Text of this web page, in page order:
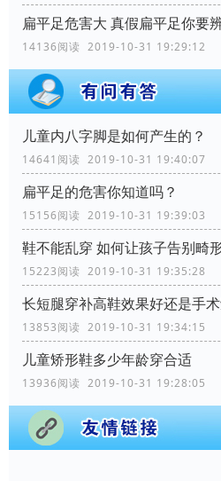
扁平足危害大 真假扁平足你要
14136阅读 2019-10-31 19:29:12
儿童内八字脚是如何产生的？
14641阅读 2019-10-31 19:40:07
扁平足的危害你知道吗？
15156阅读 2019-10-31 19:39:03
鞋不能乱穿 如何让孩子告别畸
15223阅读 2019-10-31 19:35:28
长短腿穿补高鞋效果好还是手
13853阅读 2019-10-31 19:34:15
儿童矫形鞋多少年龄穿合适
13936阅读 2019-10-31 19:28:05